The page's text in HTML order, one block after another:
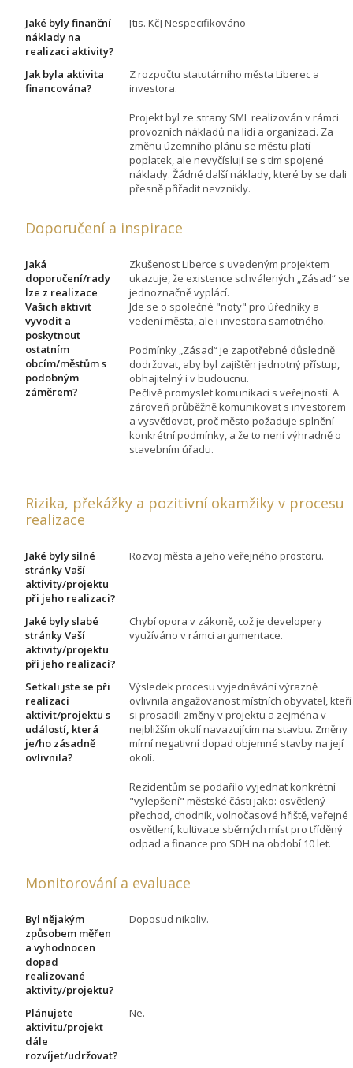
Jaké byly finanční
náklady na
realizaci aktivity?
[tis. Kč] Nespecifikováno
Jak byla aktivita
financována?
Z rozpočtu statutárního města Liberec a
investora.
Projekt byl ze strany SML realizován v rámci
provozních nákladů na lidi a organizaci. Za
změnu územního plánu se městu platí
poplatek, ale nevyčíslují se s tím spojené
náklady. Žádné další náklady, které by se dali
přesně přiřadit nevznikly.
Doporučení a inspirace
Jaká
doporučení/rady
lze z realizace
Vašich aktivit
vyvodit a
poskytnout
ostatním
obcím/městům s
podobným
záměrem?
Zkušenost Liberce s uvedeným projektem
ukazuje, že existence schválených „Zásad“ se
jednoznačně vyplácí.
Jde se o společné "noty" pro úředníky a
vedení města, ale i investora samotného.
Podmínky „Zásad“ je zapotřebné důsledně
dodržovat, aby byl zajištěn jednotný přístup,
obhajitelný i v budoucnu.
Pečlivě promyslet komunikaci s veřejností. A
zároveň průběžně komunikovat s investorem
a vysvětlovat, proč město požaduje splnění
konkrétní podmínky, a že to není výhradně o
stavebním úřadu.
Rizika, překážky a pozitivní okamžiky v procesu
realizace
Jaké byly silné
stránky Vaší
aktivity/projektu
při jeho realizaci?
Rozvoj města a jeho veřejného prostoru.
Jaké byly slabé
stránky Vaší
aktivity/projektu
při jeho realizaci?
Chybí opora v zákoně, což je developery
využíváno v rámci argumentace.
Setkali jste se při
realizaci
aktivit/projektu s
událostí, která
je/ho zásadně
ovlivnila?
Výsledek procesu vyjednávání výrazně
ovlivnila angažovanost místních obyvatel, kteří
si prosadili změny v projektu a zejména v
nejbližším okolí navazujícím na stavbu. Změny
mírní negativní dopad objemné stavby na její
okolí.
Rezidentům se podařilo vyjednat konkrétní
"vylepšení" městské části jako: osvětlený
přechod, chodník, volnočasové hřiště, veřejné
osvětlení, kultivace sběrných míst pro tříděný
odpad a finance pro SDH na období 10 let.
Monitorování a evaluace
Byl nějakým
způsobem měřen
a vyhodnocen
dopad
realizované
aktivity/projektu?
Doposud nikoliv.
Plánujete
aktivitu/projekt
dále
rozvíjet/udržovat?
Ne.